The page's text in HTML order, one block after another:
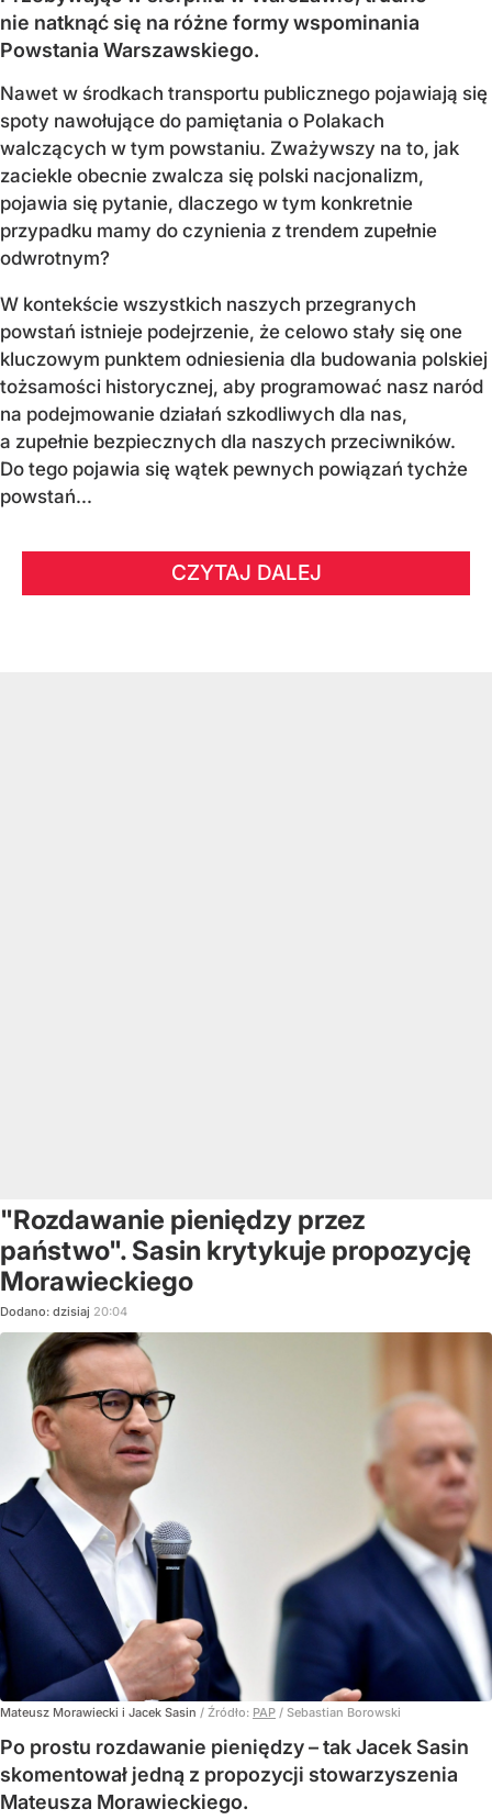
nie natknąć się na różne formy wspominania
Powstania Warszawskiego.
Nawet w środkach transportu publicznego pojawiają się
spoty nawołujące do pamiętania o Polakach
walczących w tym powstaniu. Zważywszy na to, jak
zaciekle obecnie zwalcza się polski nacjonalizm,
pojawia się pytanie, dlaczego w tym konkretnie
przypadku mamy do czynienia z trendem zupełnie
odwrotnym?
W kontekście wszystkich naszych przegranych
powstań istnieje podejrzenie, że celowo stały się one
kluczowym punktem odniesienia dla budowania polskiej
tożsamości historycznej, aby programować nasz naród
na podejmowanie działań szkodliwych dla nas,
a zupełnie bezpiecznych dla naszych przeciwników.
Do tego pojawia się wątek pewnych powiązań tychże
powstań...
CZYTAJ DALEJ
"Rozdawanie pieniędzy przez
państwo". Sasin krytykuje propozycję
Morawieckiego
Dodano: dzisiaj 20:04
Mateusz Morawiecki i Jacek Sasin / Źródło: PAP / Sebastian Borowski
Po prostu rozdawanie pieniędzy – tak Jacek Sasin
skomentował jedną z propozycji stowarzyszenia
Mateusza Morawieckiego.